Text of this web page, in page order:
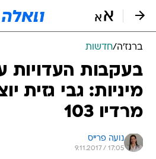
ברנז'ה/חדשות
בעקבות העדויות
מיניות: גבי גזית
מרדיו 103
נועה פרייס
9.11.2017 / 17:05